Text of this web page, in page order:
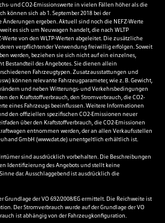
und CO2-Emissionswerte in vielen Fällen höher als die
können sich ab 1. September 2018 bei der
Änderungen ergeben. Aktuell sind noch die NEFZ-Werte
es sich um Neuwagen handelt, die nach WLTP
von den WLTP-Werten abgeleitet. Die zusätzliche
verpflichtender Verwendung freiwillig erfolgen. Soweit
werden, beziehen sie sich nicht auf ein einzelnes,
Bestandteil des Angebotes. Sie dienen allein
Fahrzeugtypen. Zusatzausstattungen und
können relevante Fahrzeugparameter, wie z. B. Gewicht,
und neben Witterungs- und Verkehrsbedingungen
den Kraftstoffverbrauch, den Stromverbrauch, die CO2-
eines Fahrzeugs beeinflussen. Weitere Informationen
den offiziellen spezifischen CO2-Emissionen neuer
über den Kraftstoffverbrauch, die CO2-Emissionen
entnommen werden, der an allen Verkaufsstellen
GmbH (www.dat.de) unentgeltlich erhältlich ist.
sind ausdrücklich vorbehalten. Die Beschreibungen
Identifizierung des Angebots und stellt keine
dar. Ausschlaggebend ist ausdrücklich die
Grundlage der VO 692/2008/EG ermittelt. Die Reichweite ist
Der Stromverbrauch wurde auf der Grundlage der VO
ist abhängig von der Fahrzeugkonfiguration.